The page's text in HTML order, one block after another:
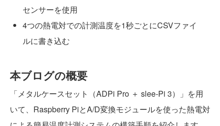
センサーを使用
4つの熱電対での計測温度を1秒ごとにCSVファイ
ルに書き込む
本ブログの概要
「メタルケースセット（ADPi Pro ＋ slee-Pi 3）」を用
いて、Raspberry PiとA/D変換モジュールを使った熱電対